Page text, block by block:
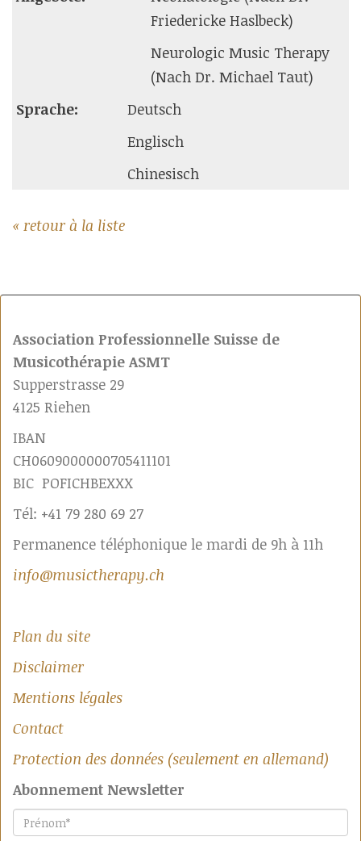
Friedericke Haslbeck)
Neurologic Music Therapy
(Nach Dr. Michael Taut)
Sprache:
Deutsch
Englisch
Chinesisch
« retour à la liste
Association Professionnelle Suisse de
Musicothérapie ASMT
Supperstrasse 29
4125 Riehen
IBAN
CH0609000000705411101
BIC POFICHBEXXX
Tél: +41 79 280 69 27
Permanence téléphonique le mardi de 9h à 11h
info@musictherapy.ch
Plan du site
Disclaimer
Mentions légales
Contact
Protection des données (seulement en allemand)
Abonnement Newsletter
Prénom*